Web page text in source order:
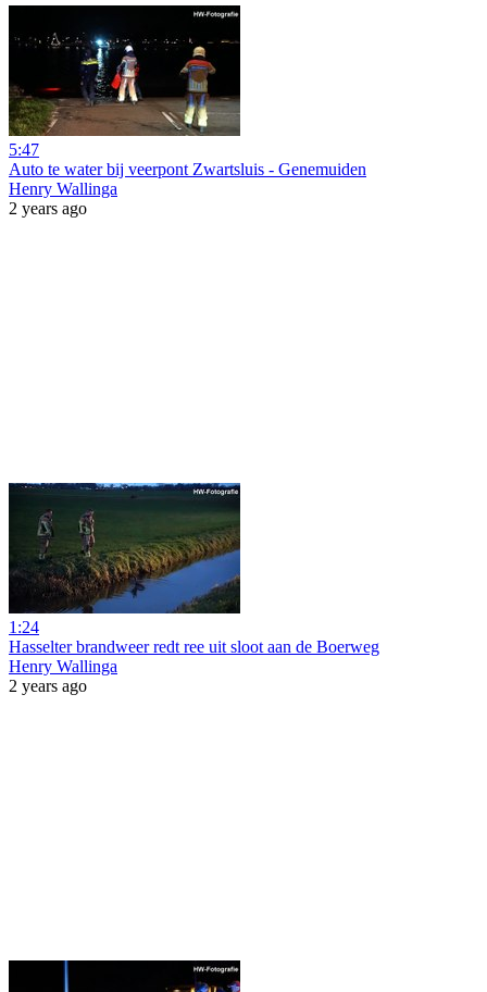
5:47
Auto te water bij veerpont Zwartsluis - Genemuiden
Henry Wallinga
2 years ago
1:24
Hasselter brandweer redt ree uit sloot aan de Boerweg
Henry Wallinga
2 years ago